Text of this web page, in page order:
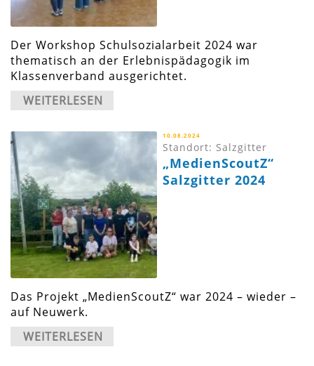
Der Workshop Schulsozialarbeit 2024 war
thematisch an der Erlebnispädagogik im
Klassenverband ausgerichtet.
WEITERLESEN
10.08.2024
Standort: Salzgitter
„MedienScoutZ“
Salzgitter 2024
Das Projekt „MedienScoutZ“ war 2024 – wieder –
auf Neuwerk.
WEITERLESEN